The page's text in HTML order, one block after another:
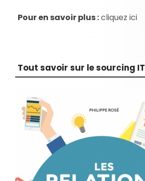
Pour en savoir plus :cliquez ici
Tout savoir sur le sourcing IT